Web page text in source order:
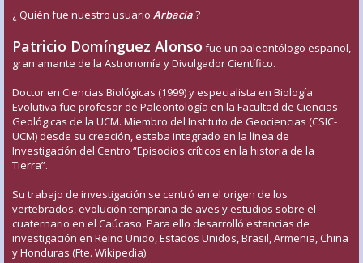
¿ Quién fue nuestro usuario Arbacia?
Patricio Domínguez Alonso fue un paleontólogo español,
gran amante de la Astronomía y Divulgador Científico.
Doctor en Ciencias Biológicas (1999) y especialista en Biología
Evolutiva fue profesor de Paleontología en la Facultad de Ciencias
Geológicas de la UCM. Miembro del Instituto de Geociencias (CSIC-
UCM) desde su creación, estaba integrado en la línea de
Investigación del Centro “Episodios críticos en la historia de la
Tierra”.
Su trabajo de investigación se centró en el origen de los
vertebrados, evolución temprana de aves y estudios sobre el
cuaternario en el Caúcaso. Para ello desarrolló estancias de
investigación en Reino Unido, Estados Unidos, Brasil, Armenia, China
y Honduras (Fte. Wikipedia)